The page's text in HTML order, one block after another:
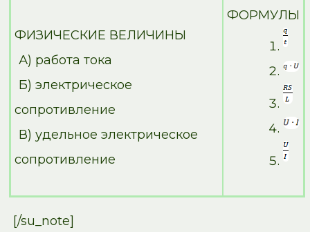
ФИЗИЧЕСКИЕ ВЕЛИЧИНЫ
А) работа тока
Б) электрическое
сопротивление
В) удельное электрическое
сопротивление
ФОРМУЛЫ
[/su_note]